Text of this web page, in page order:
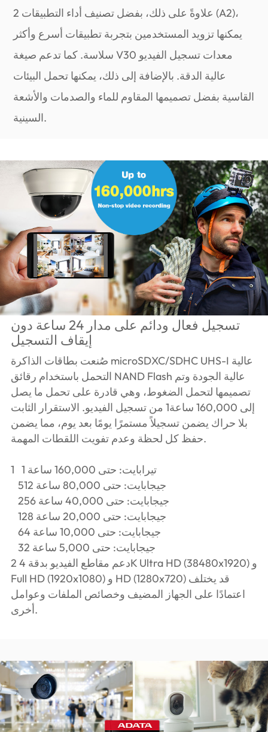
علاوةً على ذلك، بفضل تصنيف أداء التطبيقات 2 (A2)،
يمكنها تزويد المستخدمين بتجربة تطبيقات أسرع وأكثر
سلاسة. كما تدعم صيغة V30 معدات تسجيل الفيديو
عالية الدقة. بالإضافة إلى ذلك، يمكنها تحمل البيئات
القاسية بفضل تصميمها المقاوم للماء والصدمات والأشعة
السينية.
تسجيل فعال ودائم على مدار 24 ساعة دون
إيقاف التسجيل
صُنعت بطاقات الذاكرة microSDXC/SDHC UHS-I عالية
التحمل باستخدام رقائق NAND Flash عالية الجودة وتم
تصميمها لتحمل الضغوط، وهي قادرة على تحمل ما يصل
إلى 160,000 ساعة1 من تسجيل الفيديو. الاستقرار الثابت
بلا حراك يضمن تسجيلاً مستمرًا يومًا بعد يوم، مما يضمن
حفظ كل لحظة وعدم تفويت اللقطات المهمة.
1 1 تيرابايت: حتى 160,000 ساعة
512 جيجابايت: حتى 80,000 ساعة
256 جيجابايت: حتى 40,000 ساعة
128 جيجابايت: حتى 20,000 ساعة
64 جيجابايت: حتى 10,000 ساعة
32 جيجابايت: حتى 5,000 ساعة
2 دعم مقاطع الفيديو بدقة 4K Ultra HD (38480x1920) و
Full HD (1920x1080) و HD (1280x720) قد يختلف
اعتمادًا على الجهاز المضيف وخصائص الملفات وعوامل
أخرى.